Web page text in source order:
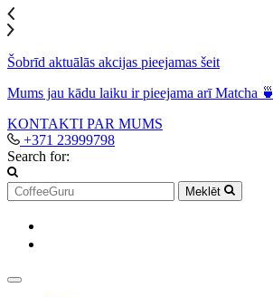
Šobrīd aktuālās akcijas pieejamas šeit
Mums jau kādu laiku ir pieejama arī Matcha 🍵
KONTAKTI PAR MUMS
+371 23999798
Search for:
Meklēt